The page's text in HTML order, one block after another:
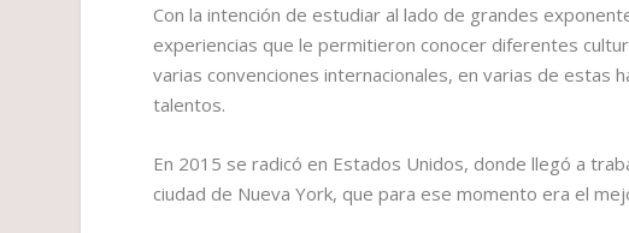
Con la intención de estudiar al lado de grandes
experiencias que le permitieron conocer diferentes
varias convenciones internacionales, en varias de estas
talentos.
En 2015 se radicó en Estados Unidos, donde llegó a
ciudad de Nueva York, que para ese momento era el